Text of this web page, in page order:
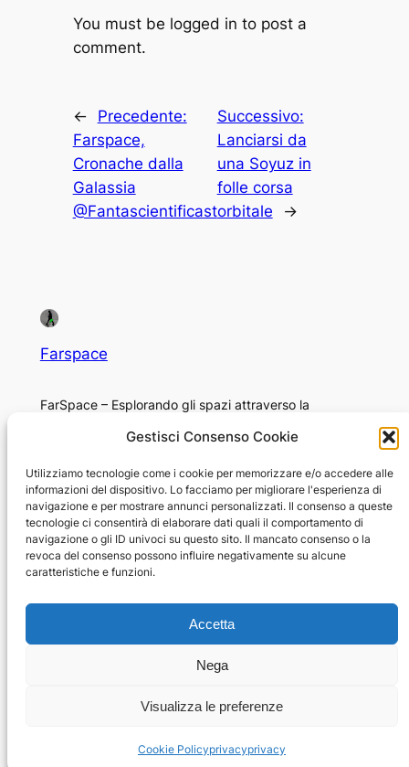
Gestisci Consenso Cookie
Utilizziamo tecnologie come i cookie per memorizzare e/o accedere alle
informazioni del dispositivo. Lo facciamo per migliorare l'esperienza di
navigazione e per mostrare annunci personalizzati. Il consenso a queste
tecnologie ci consentirà di elaborare dati quali il comportamento di
navigazione o gli ID univoci su questo sito. Il mancato consenso o la
revoca del consenso possono influire negativamente su alcune
caratteristiche e funzioni.
Accetta
Nega
Visualizza le preferenze
Cookie Policyprivacyprivacy
You must be logged in to post a
comment.
←
Precedente:
Farspace,
Cronache dalla
Galassia
@Fantascientificast
Successivo:
Lanciarsi da
una Soyuz in
folle corsa
orbitale
→
Farspace
FarSpace – Esplorando gli spazi attraverso la
Chi sono
Niccolò Corvini
Opportunità di lavoro
Star-Citizen Italia
Privacy
Privacy Policy
Termini e condizioni
Contattaci
Tutti i contenuti di questo sito web, incluse immagini,
testi, video e design, sono protetti da copyright e non
il previo consenso scritto del proprietario.